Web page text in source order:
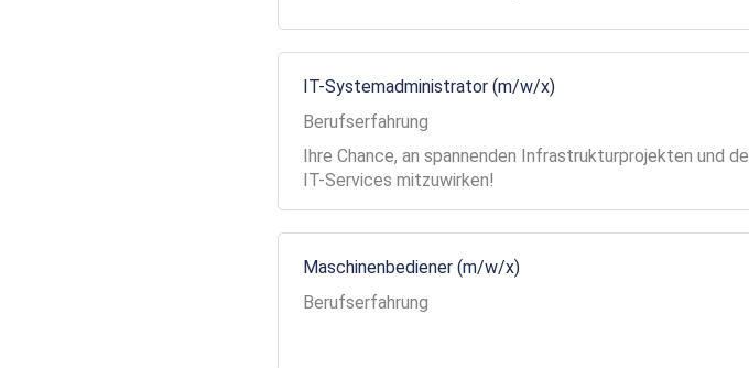
IT-Systemadministrator (m/w/x)
Berufserfahrung
Ihre Chance, an spannenden Infrastrukturprojekten und
IT-Services mitzuwirken!
Maschinenbediener (m/w/x)
Berufserfahrung